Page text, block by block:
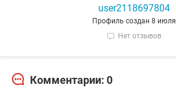
user2118697804
Профиль создан 8 июля
Нет отзывов
Комментарии: 0